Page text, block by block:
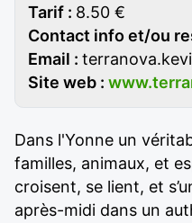
Tarif : 8.50 €
Contact info et/ou
Email :
Site web :
Dans l'Yonne un
familles, animaux, et
croisent, se lient, et
après-midi dans un